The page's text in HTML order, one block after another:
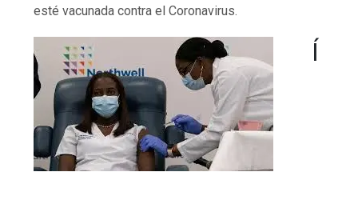
esté vacunada contra el Coronavirus.
Í